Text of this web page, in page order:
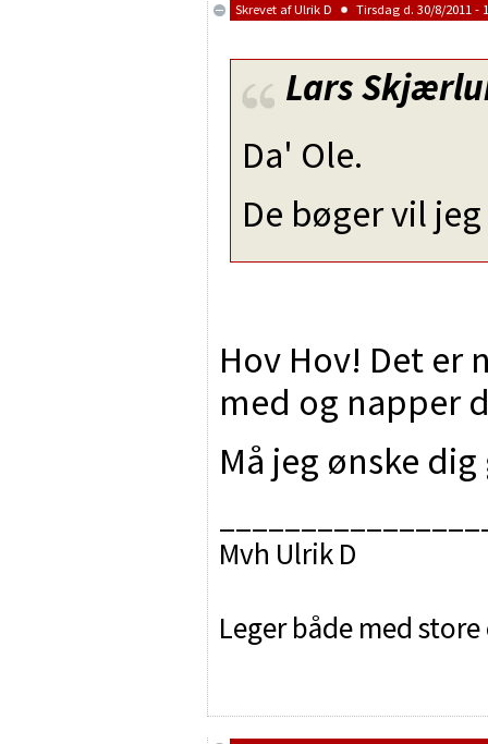
Skrevet afUlrik D Tirsdag d. 30/8/2011 -
Lars
Da' Ole.
De bøger vil
Hov Hov! Det er
med og napper
Må jeg ønske
Mvh Ulrik D
Leger både med